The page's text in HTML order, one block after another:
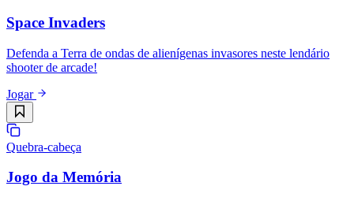
Space Invaders
Defenda a Terra de ondas de alienígenas invasores neste lendário
shooter de arcade!
Jogar
Quebra-cabeça
Jogo da Memória